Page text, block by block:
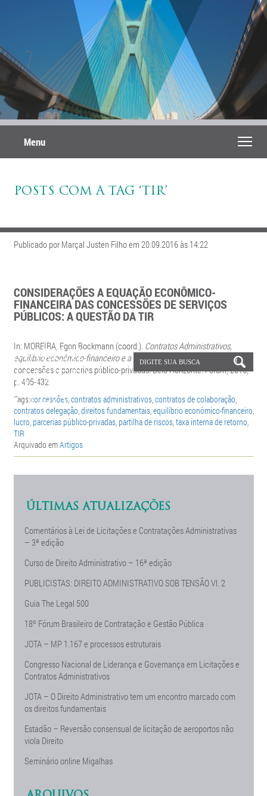
Menu
POSTS COM A TAG ‘TIR’
Publicado por Marçal Justen Filho em 20.09.2016 às 14:22
CONSIDERAÇÕES A EQUAÇÃO ECONÔMICO-
FINANCEIRA DAS CONCESSÕES DE SERVIÇOS
PÚBLICOS: A QUESTÃO DA TIR
In: MOREIRA, Egon Bockmann (coord.). Contratos Administrativos,
equilíbrio econômico-financeiro e a taxa interna de retorno
A lógica das
concessões e parcerias público-privadas.Belo Horizonte: Fórum, 2016,
p. 405-432.
Tags:concessões,contratos administrativos,contratos de colaboração,
contratos delegação,direitos fundamentais,equilíbrio econômico-financeiro,
lucro, parcerias público-privadas, partilha de riscos,taxa interna de retorno,
TIR
Arquivado emArtigos
ÚLTIMAS ATUALIZAÇÕES
Comentários à Lei de Licitações e Contratações Administrativas
– 3ª edição
Curso de Direito Administrativo – 16ª edição
PUBLICISTAS: DIREITO ADMINISTRATIVO SOB TENSÃO Vl. 2
Guia The Legal 500
18º Fórum Brasileiro de Contratação e Gestão Pública
JOTA – MP 1.167 e processos estruturais
Congresso Nacional de Liderança e Governança em Licitações e
Contratos Administrativos
JOTA – O Direito Administrativo tem um encontro marcado com
os direitos fundamentais
Estadão – Reversão consensual de licitação de aeroportos não
viola Direito
Seminário online Migalhas